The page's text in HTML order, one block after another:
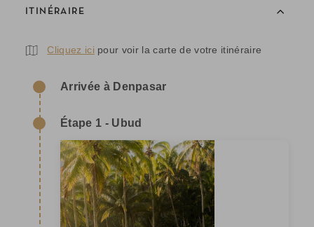
ITINÉRAIRE
Cliquez ici pour voir la carte de votre itinéraire
Arrivée à Denpasar
Étape 1 - Ubud